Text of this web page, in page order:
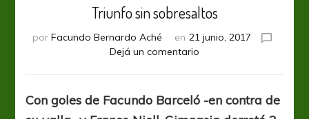
Triunfo sin sobresaltos
por Facundo Bernardo Aché en 21 junio, 2017
Dejá un comentario
sobresaltos
Con goles de Facundo Barceló -en contra de